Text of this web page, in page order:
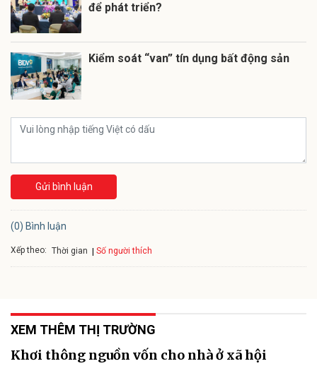
để phát triển?
Kiểm soát “van” tín dụng bất động sản
Gửi bình luận
(0) Bình luận
Xếp theo: Thời gian Số người thích
XEM THÊM THỊ TRƯỜNG
Khơi thông nguồn vốn cho nhà ở xã hội